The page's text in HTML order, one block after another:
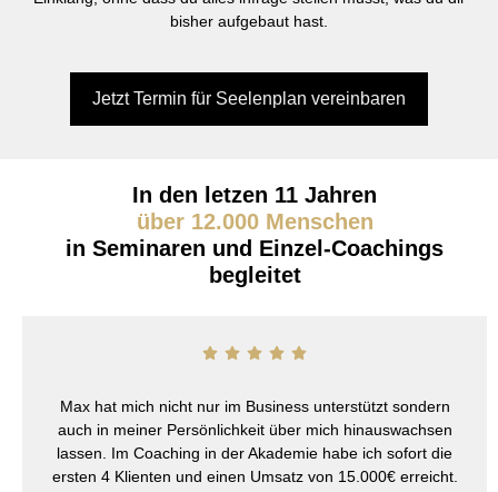
bisher aufgebaut hast.
Jetzt Termin für Seelenplan vereinbaren
In den letzen 11 Jahren
über 12.000 Menschen
in Seminaren und Einzel-Coachings
begleitet
Max hat mich nicht nur im Business unterstützt sondern
auch in meiner Persönlichkeit über mich hinauswachsen
lassen. Im Coaching in der Akademie habe ich sofort die
ersten 4 Klienten und einen Umsatz von 15.000€ erreicht.